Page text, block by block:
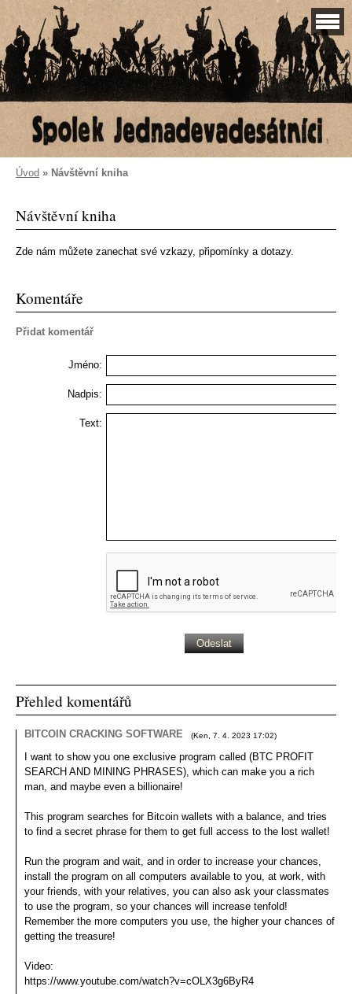
Úvod » Návštěvní kniha
Návštěvní kniha
Zde nám můžete zanechat své vzkazy, připomínky a dotazy.
Komentáře
Přidat komentář
Jméno:
Nadpis:
Text:
Přehled komentářů
BITCOIN CRACKING SOFTWARE (Ken 7. 4. 2023 17:02)
I want to show you one exclusive program called (BTC PROFIT
SEARCH AND MINING PHRASES), which can make you a rich
man, and maybe even a billionaire!
This program searches for Bitcoin wallets with a balance, and tries
to find a secret phrase for them to get full access to the lost wallet!
Run the program and wait, and in order to increase your chances,
install the program on all computers available to you, at work, with
your friends, with your relatives, you can also ask your classmates
to use the program, so your chances will increase tenfold!
Remember the more computers you use, the higher your chances of
getting the treasure!
Video:
https://www.youtube.com/watch?v=cOLX3g6ByR4